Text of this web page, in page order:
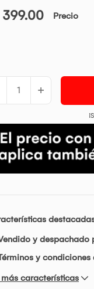
Precio
+
y despachado
y condiciones
más características